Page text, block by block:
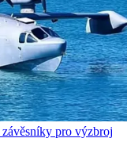
pro výzbroj